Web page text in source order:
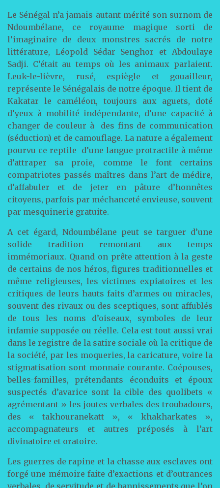
Le Sénégal n’a jamais autant mérité son surnom de
Ndoumbélane, ce royaume magique sorti de
l’imaginaire de deux monstres sacrés de notre
littérature, Léopold Sédar Senghor et Abdoulaye
Sadji. C’était au temps où les animaux parlaient.
Leuk-le-lièvre, rusé, espiègle et gouailleur,
représente le Sénégalais de notre époque. Il tient de
Kakatar le caméléon, toujours aux aguets, doté
d’yeux à mobilité indépendante, d’une capacité à
changer de couleur à des fins de communication
(séduction) et de camouflage. La nature a également
pourvu ce reptile d’une langue protractile à même
d’attraper sa proie, comme le font certains
compatriotes passés maîtres dans l’art de médire,
d’affabuler et de jeter en pâture d’honnêtes
citoyens, parfois par méchanceté envieuse, souvent
par mesquinerie gratuite.
A cet égard, Ndoumbélane peut se targuer d’une
solide tradition remontant aux temps
immémoriaux. Quand on prête attention à la geste
de certains de nos héros, figures traditionnelles et
même religieuses, les victimes expiatoires et les
critiques de leurs hauts faits d’armes ou miracles,
souvent des rivaux ou des sceptiques, sont affublés
de tous les noms d’oiseaux, symboles de leur
infamie supposée ou réelle. Cela est tout aussi vrai
dans le registre de la satire sociale où la critique de
la société, par les moqueries, la caricature, voire la
stigmatisation sont monnaie courante. Coépouses,
belles-familles, prétendants éconduits et époux
suspectés d’avarice sont la cible des quolibets «
agrémentant » les joutes verbales des troubadours,
des « takhouranekatt », « khakharkates »,
accompagnateurs et autres préposés à l’art
divinatoire et oratoire.
Les guerres de rapine et la chasse aux esclaves ont
forgé une mémoire faite d’exactions et d’outrances
verbales, de servitude et de bannissements que l’on